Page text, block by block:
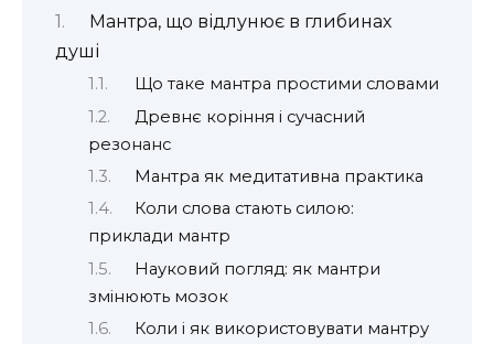
Мантра, що відлунює в глибинах
душі
Що таке мантра простими словами
Древнє коріння і сучасний
резонанс
Мантра як медитативна практика
Коли слова стають силою:
приклади мантр
Науковий погляд: як мантри
змінюють мозок
Коли і як використовувати мантру